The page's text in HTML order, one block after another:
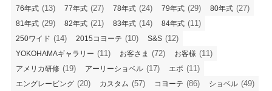
76年式 (13) 77年式 (27) 78年式 (24) 79年式 (29) 80年式 (27)
81年式 (29) 82年式 (21) 83年式 (14) 84年式 (11)
250ワイド (14) 2015コヨーテ (10) S&S (12)
YOKOHAMAギャラリー (11) お客さま (72) お客様 (11)
アメリカ研修 (19) アーリーショベル (17) エボ (11)
エングレービング (20) カスタム (57) コヨーテ (86) ショベル (49)